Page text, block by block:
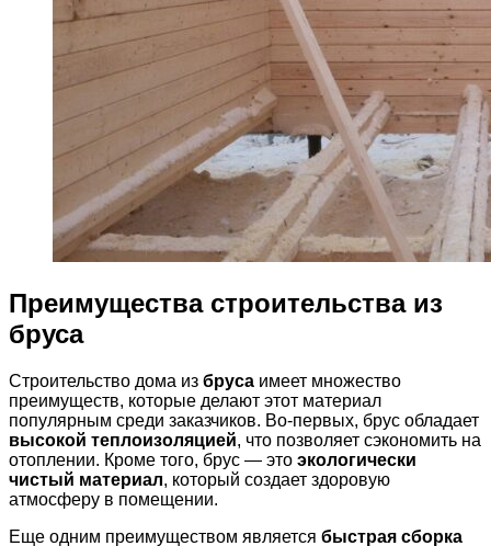
Преимущества строительства из
бруса
Строительство дома из бруса имеет множество
преимуществ, которые делают этот материал
популярным среди заказчиков. Во-первых, брус обладает
высокой теплоизоляцией, что позволяет сэкономить на
отоплении. Кроме того, брус — это экологически
чистый материал, который создает здоровую
атмосферу в помещении.
Еще одним преимуществом является быстрая сборка